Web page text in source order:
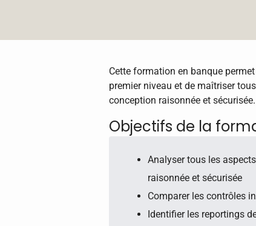
Cette formation en banque
premier niveau et de maîtriser
conception raisonnée et sécurisée.
Objectifs de la
Analyser tous les
raisonnée et sécurisée
Comparer les contrôles
Identifier les reportings